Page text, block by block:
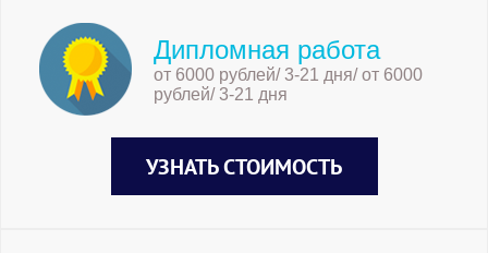
Дипломная работа
от 6000 рублей/ 3-21 дня/ от 6000
рублей/ 3-21 дня
УЗНАТЬ СТОИМОСТЬ